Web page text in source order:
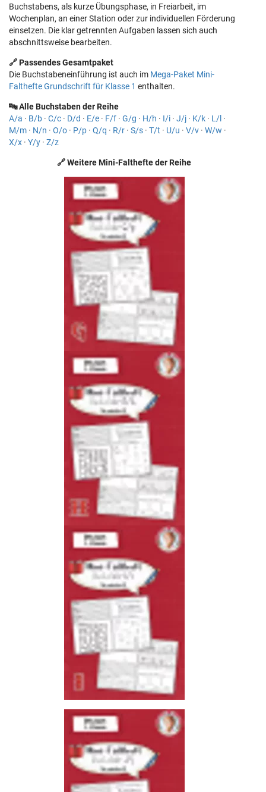
Buchstabens, als kurze Übungsphase, in Freiarbeit, im
Wochenplan, an einer Station oder zur individuellen Förderung
einsetzen. Die klar getrennten Aufgaben lassen sich auch
abschnittsweise bearbeiten.
🔗 Passendes Gesamtpaket
Die Buchstabeneinführung ist auch im Mega-Paket Mini-
Falthefte Grundschrift für Klasse 1 enthalten.
🔤 Alle Buchstaben der Reihe
A/a · B/b · C/c · D/d · E/e · F/f · G/g · H/h · I/i · J/j · K/k · L/l ·
M/m · N/n · O/o · P/p · Q/q · R/r · S/s · T/t · U/u · V/v · W/w ·
X/x · Y/y · Z/z
🔗 Weitere Mini-Falthefte der Reihe